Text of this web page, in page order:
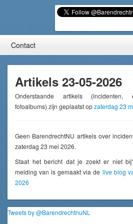
Contact
Artikels 23-05-2026
Onderstaande artikels (incidenten,
fotoalbums) zijn geplaatst opzaterdag 23
Geen BarendrechtNU artikels over
zaterdag 23 mei 2026.
Staat het bericht dat je zoekt er niet
melding van is gemaakt via de live blog
2026
Tweets by @BarendrechtnuNL